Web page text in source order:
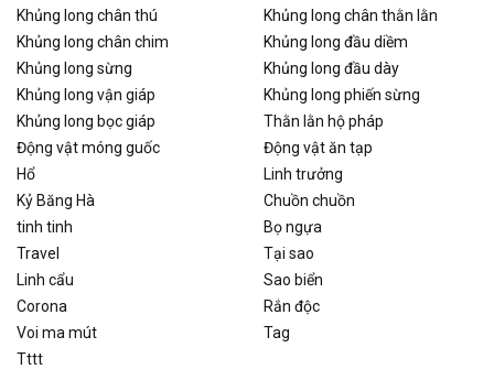
Khủng long chân thú
Khủng long chân thằn lằn
Khủng long chân chim
Khủng long đầu diềm
Khủng long sừng
Khủng long đầu dày
Khủng long vận giáp
Khủng long phiến sừng
Khủng long bọc giáp
Thằn lằn hộ pháp
Động vật móng guốc
Động vật ăn tạp
Hổ
Linh trưởng
Kỷ Băng Hà
Chuồn chuồn
tinh tinh
Bọ ngựa
Travel
Tại sao
Linh cẩu
Sao biển
Corona
Rắn độc
Voi ma mút
Tag
Tttt